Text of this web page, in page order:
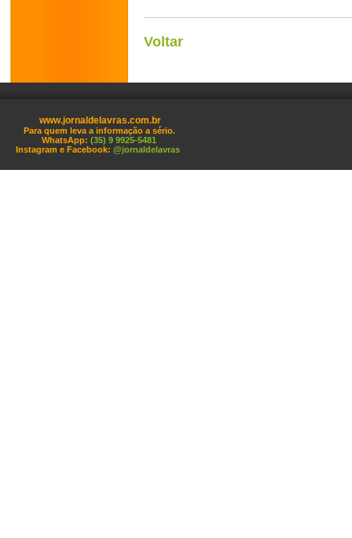
Voltar
www.jornaldelavras.com.br
Para quem leva a informação a sério.
WhatsApp: (35) 9 9925-5481
Instagram e Facebook: @jornaldelavras